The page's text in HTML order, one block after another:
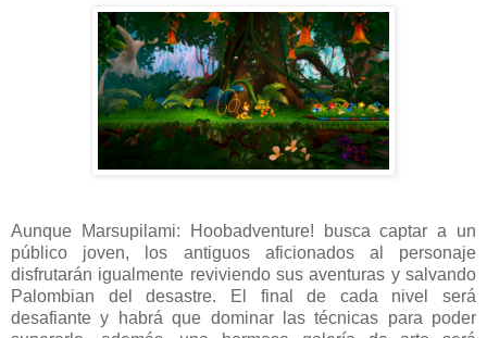
Aunque Marsupilami: Hoobadventure! busca captar a un
público joven, los antiguos aficionados al personaje
disfrutarán igualmente reviviendo sus aventuras y salvando
Palombian del desastre. El final de cada nivel será
desafiante y habrá que dominar las técnicas para poder